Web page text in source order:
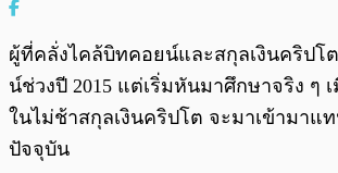
ผู้ที่คลั่งไคล้บิทคอยน์และสกุลเงินคริปโ
น์ช่วงปี 2015 แต่เริ่มหันมาศึกษาจริง ๆ
ในไม่ช้าสกุลเงินคริปโต จะมาเข้ามาแ
ปัจจุบัน